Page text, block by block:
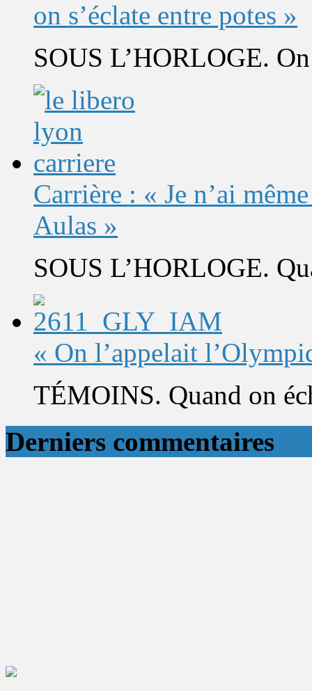
on s’éclate entre potes »
SOUS L’HORLOGE.
Carrière : « Je n’ai
Aulas »
SOUS L’HORLOGE.
« On l’appelait
TÉMOINS. Quand on
Derniers commentaires